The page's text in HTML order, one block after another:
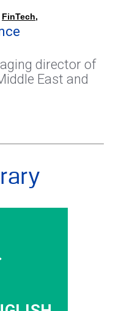
FinTech,
director of
East and